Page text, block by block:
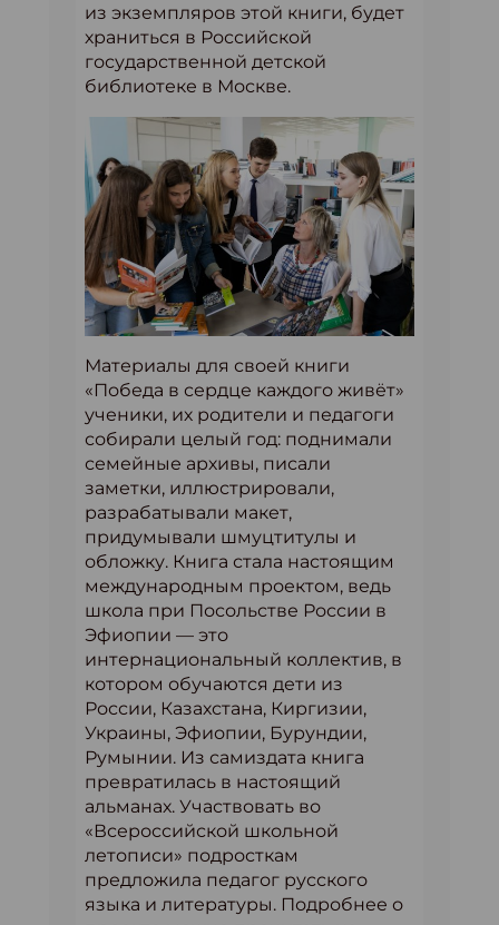
из экземпляров этой книги, будет
храниться в Российской
государственной детской
библиотеке в Москве.
Материалы для своей книги
«Победа в сердце каждого живёт»
ученики, их родители и педагоги
собирали целый год: поднимали
семейные архивы, писали
заметки, иллюстрировали,
разрабатывали макет,
придумывали шмуцтитулы и
обложку. Книга стала настоящим
международным проектом, ведь
школа при Посольстве России в
Эфиопии — это
интернациональный коллектив, в
котором обучаются дети из
России, Казахстана, Киргизии,
Украины, Эфиопии, Бурундии,
Румынии. Из самиздата книга
превратилась в настоящий
альманах. Участвовать во
«Всероссийской школьной
летописи» подросткам
предложила педагог русского
языка и литературы. Подробнее о